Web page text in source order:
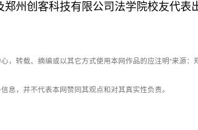
州创客科技有限公司法学院校友代表
转载、摘编或以其它方式使用本网作品的应注明“来源：
，并不代表本网赞同其观点和对其真实性负责。